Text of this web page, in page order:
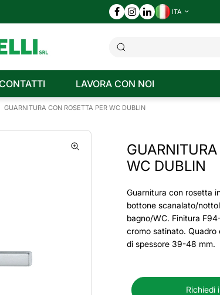
ITA
LAVORA CON NOI
GUARNITURA CON ROSETTA PER WC DUBLIN
WC DUBLIN
Guarnitura con rosetta
bottone scanalato/
bagno/WC. Finitura
cromo satinato. Quadro
di spessore 39-48 mm.
Richiedi